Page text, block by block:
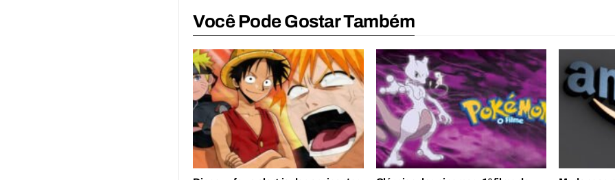
Você Pode Gostar Também